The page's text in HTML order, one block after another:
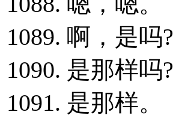
1089. 啊，是吗?
1090. 是那样吗?
1091. 是那样。